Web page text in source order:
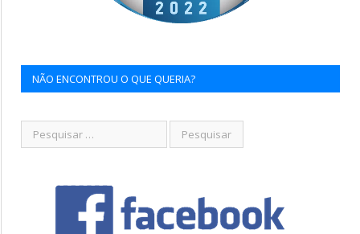
NÃO ENCONTROU O QUE QUERIA?